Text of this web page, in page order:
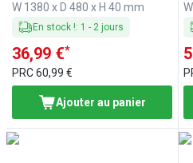
W 1380 x D 480 x H 40 mm
En stock !: 1 - 2 jours
36,99 €*
PRC60,99 €
Ajouter au panier